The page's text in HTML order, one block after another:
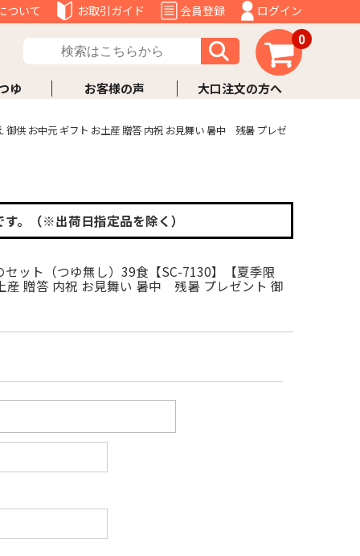
ついて お取引ガイド 会員登録 ログイン
0
ゆ お客様の声 大口注文の方へ
御供 お中元 ギフト お土産 贈答 内祝 お見舞い 暑中 残暑 プレゼ
す。（※出荷日指定品を除く）
ット（つゆ無し）39食【SC-7130】【夏季限
産 贈答 内祝 お見舞い 暑中 残暑 プレゼント 御